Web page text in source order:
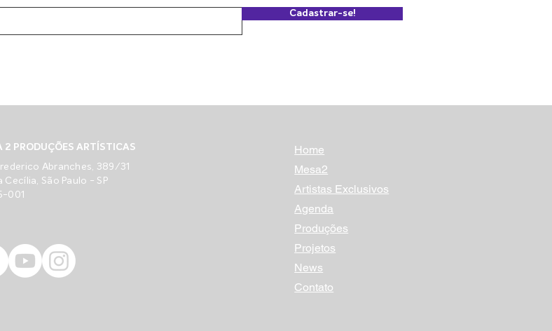
Cadastrar-se!
2 PRODUÇÕES ARTÍSTICAS
Abranches, 389/31
Cecília, São Paulo - SP
001
Home
Mesa2
Artistas Exclusivos
Agenda
Produções
Projetos
News
Contato